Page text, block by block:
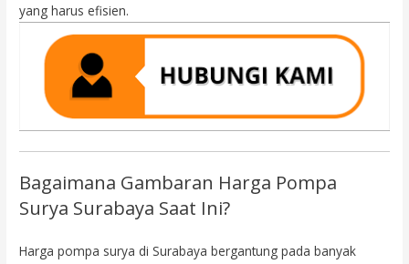
yang harus efisien.
Bagaimana Gambaran Harga Pompa
Surya Surabaya Saat Ini?
Harga pompa surya di Surabaya bergantung pada banyak